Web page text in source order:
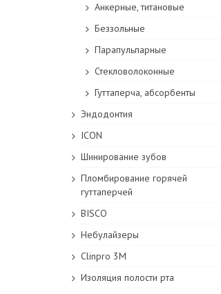
Анкерные, титановые
Беззольные
Парапульпарные
Стекловолоконные
Гуттаперча, абсорбенты
Эндодонтия
ICON
Шинирование зубов
Пломбирование горячей
гуттаперчей
BISCO
Небулайзеры
Clinpro 3M
Изоляция полости рта